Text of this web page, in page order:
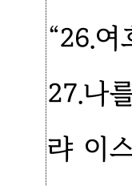
“26.
27.나
랴 이